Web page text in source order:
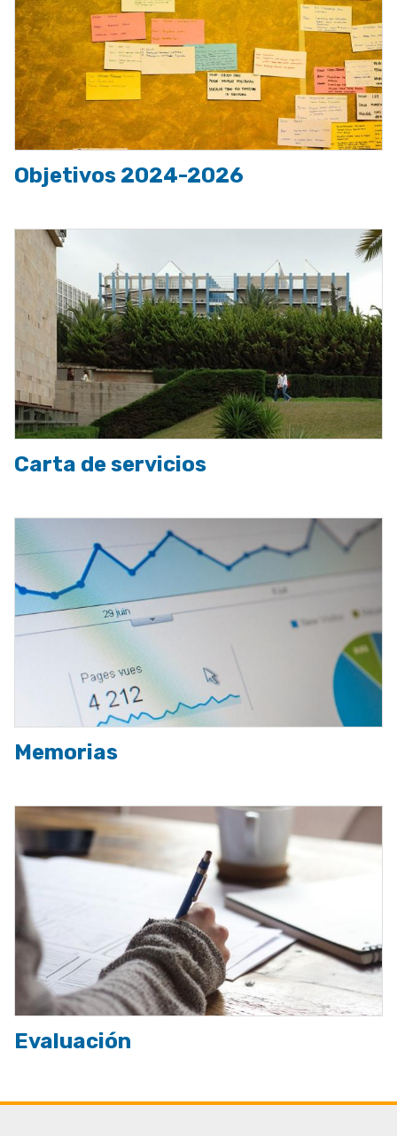
Objetivos 2024-2026
Imagen
Carta de servicios
Imagen
Memorias
Imagen
Evaluación